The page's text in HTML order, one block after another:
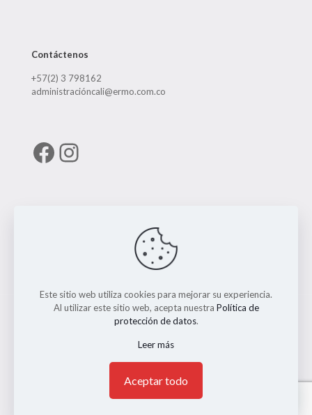
Contáctenos
+57(2) 3 798162
administracióncali@ermo.com.co
Facebook
Instagram
© 2026 ERMO MOTO REPUESTOS. Todos los Derechos
Reservados. || Implementado porAndrés Escobar
Este sitio web utiliza cookies para mejorar su experiencia.
Al utilizar este sitio web, acepta nuestra Política de
protección de datos.
Leer más
Aceptar todo